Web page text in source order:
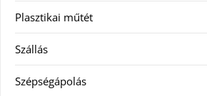
Plasztikai műtét
Szállás
Szépségápolás